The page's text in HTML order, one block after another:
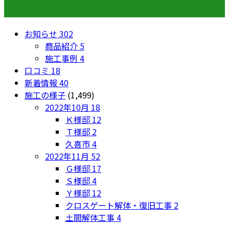
お知らせ 302
商品紹介 5
施工事例 4
口コミ 18
新着情報 40
施工の様子 (1,499)
2022年10月 18
Ｋ様邸 12
Ｔ様邸 2
久喜市4
2022年11月 52
Ｇ様邸 17
Ｓ様邸4
Ｙ様邸 12
クロスゲート解体・復旧工事 2
土間解体工事4